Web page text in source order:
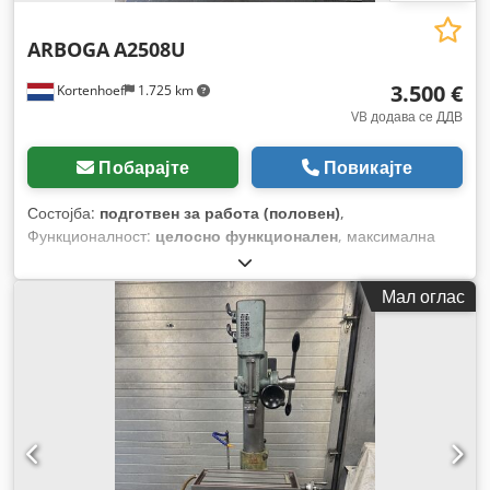
Kortenhoef 1.725 km
ARBOGAA2508U
3.500 €
VB додава се ДДВ
Побарајте Повикајте
Состојба: подготвен за работа (половен),
Функционалност: целосно функционален, максимална
2.775 обр/мин
(мин.):100 обр/мин, носач на вретено:MK 3, тип на влезен
трифазен, вкупна должина:1.000 мм, вкупна
1.700 мм, вкупна ширина:750 мм, должина на
580 мм, длабочина на дупчење:130 мм
Мал оглас